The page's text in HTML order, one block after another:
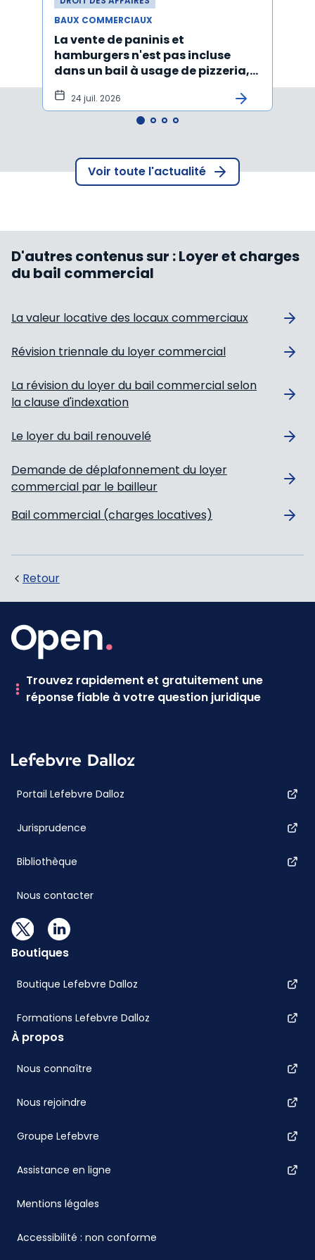
BAUX COMMERCIAUX
La vente de paninis et
hamburgers n'est pas incluse
dans un bail à usage de pizzeria,
pâtes, salades
24 juil. 2026
Voir toute l'actualité
D'autres contenus sur :Loyer et charges
du bail commercial
La valeur locative des locaux commerciaux
Révision triennale du loyer commercial
La révision du loyer du bail commercial selon
la clause d'indexation
Le loyer du bail renouvelé
Demande de déplafonnement du loyer
commercial par le bailleur
Bail commercial (charges locatives)
Retour
Trouvez rapidement et gratuitement une
réponse fiable à votre question juridique
Portail Lefebvre Dalloz
Jurisprudence
Bibliothèque
Nous contacter
Boutiques
Boutique Lefebvre Dalloz
Formations Lefebvre Dalloz
À propos
Nous connaître
Nous rejoindre
Groupe Lefebvre
Assistance en ligne
Mentions légales
Accessibilité : non conforme